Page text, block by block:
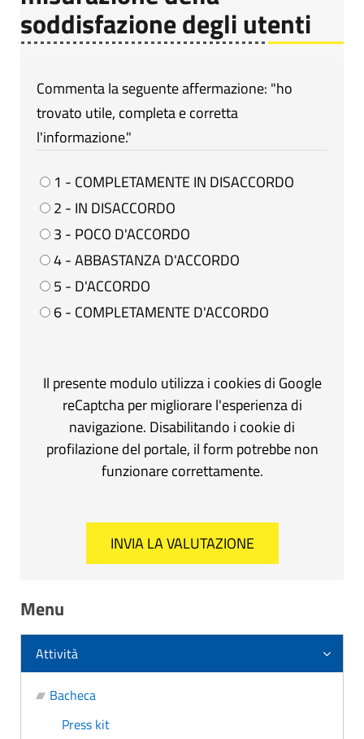
soddisfazione degli utenti
Commenta la seguente affermazione: "ho
trovato utile, completa e corretta
l'informazione."
1 - COMPLETAMENTE IN DISACCORDO
2 - IN DISACCORDO
3 - POCO D'ACCORDO
4 - ABBASTANZA D'ACCORDO
5 - D'ACCORDO
6 - COMPLETAMENTE D'ACCORDO
Il presente modulo utilizza i cookies di Google
reCaptcha per migliorare l'esperienza di
navigazione. Disabilitando i cookie di
profilazione del portale, il form potrebbe non
funzionare correttamente.
Menu
Attività
Bacheca
Press kit